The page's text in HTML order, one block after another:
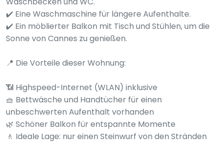
✔️ Eine Waschmaschine für längere Aufenthalte.
✔️ Ein möblierter Balkon mit Tisch und Stühlen, um die
Sonne von Cannes zu genießen.
📍 Die Vorteile dieser Wohnung:
📶 Highspeed-Internet (WLAN) inklusive
🧺 Bettwäsche und Handtücher für einen
unbeschwerten Aufenthalt vorhanden
🌿 Schöner Balkon für entspannte Momente
🚶 Ideale Lage: nur einen Steinwurf von den Stränden